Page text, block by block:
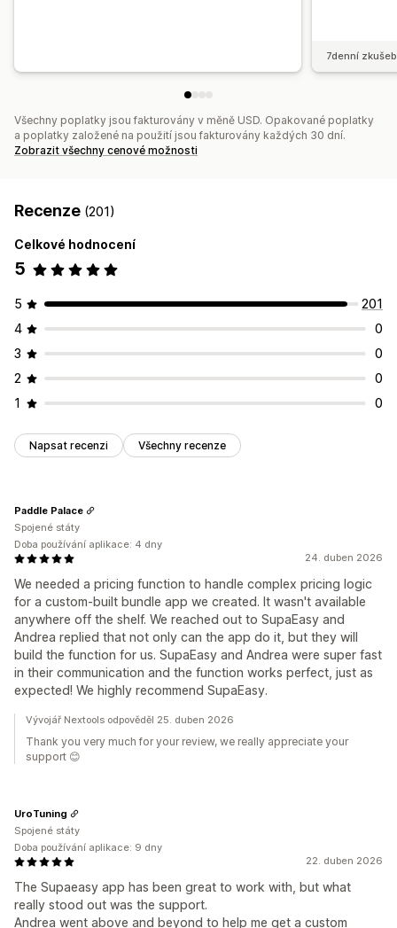
7denní
Všechny poplatky jsou fakturovány v měně USD. Opakované poplatky
a poplatky založené na použití jsou fakturovány každých 30 dní.
Zobrazit všechny cenové možnosti
Recenze (201)
Celkové hodnocení
5
5
201
4
0
3
0
2
0
1
0
Napsat recenzi Všechny recenze
24. duben 2026
We needed a pricing function to handle complex pricing logic
for a custom-built bundle app we created. It wasn't available
anywhere off the shelf. We reached out to SupaEasy and
Andrea replied that not only can the app do it, but they will
build the function for us. SupaEasy and Andrea were super fast
in their communication and the function works perfect, just as
expected! We highly recommend SupaEasy.
Paddle Palace
Spojené státy
Doba používání aplikace: 4 dny
Vývojář Nextools odpověděl 25. duben 2026
Thank you very much for your review, we really appreciate your
support 😊
22. duben 2026
The Supaeasy app has been great to work with, but what
really stood out was the support.
Andrea went above and beyond to help me get a custom
UroTuning
Spojené státy
Doba používání aplikace: 9 dny